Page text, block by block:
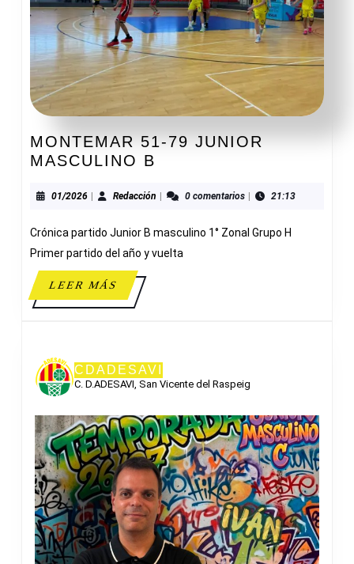
MONTEMAR 51-79 JUNIOR
MASCULINO B
79
MASCULINO
B
01/202601/2026Redacción Redacción0 comentarios 21:13
Crónica partido Junior B masculino 1° Zonal Grupo H
Primer partido del año y vuelta
LEER MÁSLEER
MÁS
CDADESAVI
C. D.ADESAVI, San Vicente del Raspeig